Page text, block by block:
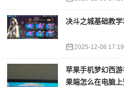
决斗之城基础教
2025-12-08
苹果手机梦幻西
果端怎么在电脑上